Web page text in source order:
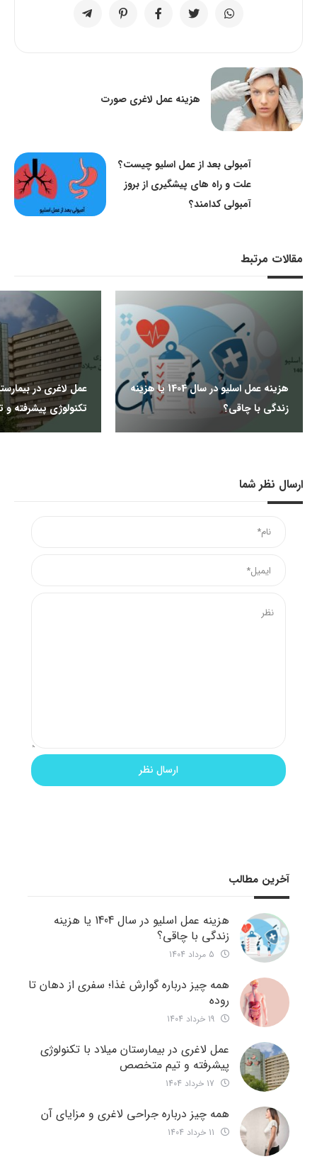
هزینه عمل لاغری صورت
آمبولی بعد از عمل اسلیو چیست؟
علت و راه های پیشگیری از بروز
آمبولی کدامند؟
مقالات مرتبط
هزینه عمل اسلیو در سال 1404 یا هزینه
زندگی با چاقی؟
عمل لاغری در
تکنولوژی پیشرفته
ارسال نظر شما
آخرین مطالب
هزینه عمل اسلیو در سال 1404 یا هزینه
زندگی با چاقی؟
همه چیز درباره گوارش غذا؛ سفری از دهان تا
روده
عمل لاغری در بیمارستان میلاد با تکنولوژی
پیشرفته و تیم متخصص
همه چیز درباره جراحی لاغری و مزایای آن